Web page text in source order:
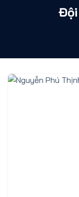
Đội